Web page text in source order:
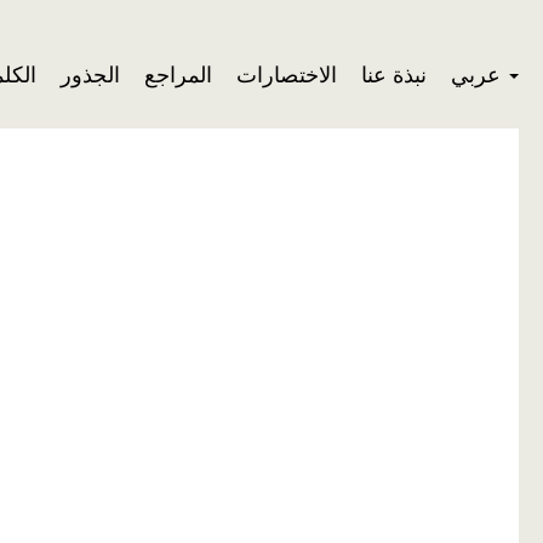
الجذور المراجع الاختصارات نبذة عنا